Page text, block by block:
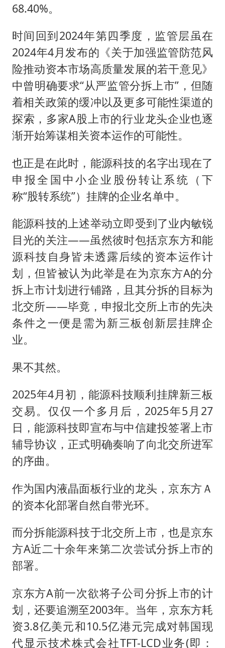
68.40%。
时间回到2024年第四季度，监管层虽在
2024年4月发布的《关于加强监管防范风
险推动资本市场高质量发展的若干意见》
中曾明确要求“从严监管分拆上市”，但随
着相关政策的缓冲以及更多可能性渠道的
探索，多家A股上市的行业龙头企业也逐
渐开始筹谋相关资本运作的可能性。
也正是在此时，能源科技的名字出现在了
申报全国中小企业股份转让系统（下
称“股转系统”）挂牌的企业名单中。
能源科技的上述举动立即受到了业内敏锐
目光的关注——虽然彼时包括京东方和能
源科技自身皆未透露后续的资本运作计
划，但皆被认为此举是在为京东方A的分
拆上市计划进行铺路，且其分拆的目标为
北交所——毕竟，申报北交所上市的先决
条件之一便是需为新三板创新层挂牌企
业。
果不其然。
2025年4月初，能源科技顺利挂牌新三板
交易。仅仅一个多月后，2025年5月27
日，能源科技即宣布与中信建投签署上市
辅导协议，正式明确奏响了向北交所进军
的序曲。
作为国内液晶面板行业的龙头，京东方Ａ
的资本化部署自然自带光环。
而分拆能源科技于北交所上市，也是京东
方A近二十余年来第二次尝试分拆上市的
部署。
京东方A前一次欲将子公司分拆上市的计
划，还要追溯至2003年。当年，京东方耗
资3.8亿美元和10.5亿港元完成对韩国现
代显示技术株式会社TFT-LCD业务(即：